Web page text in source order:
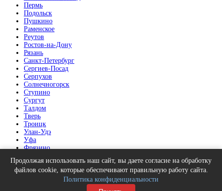
Продолжая использовать наш сайт, вы даете согласие на обработку
файлов cookie, которые обеспечивают правильную работу сайта.
Политика конфиденциальности
Пермь
Подольск
Пушкино
Раменское
Реутов
Ростов-на-Дону
Рязань
Санкт-Петербург
Сергиев-Посад
Серпухов
Солнечногорск
Ступино
Сургут
Талдом
Тверь
Троицк
Улан-Удэ
Уфа
Фрязино
Челябинск
Щелково
Электрогорск